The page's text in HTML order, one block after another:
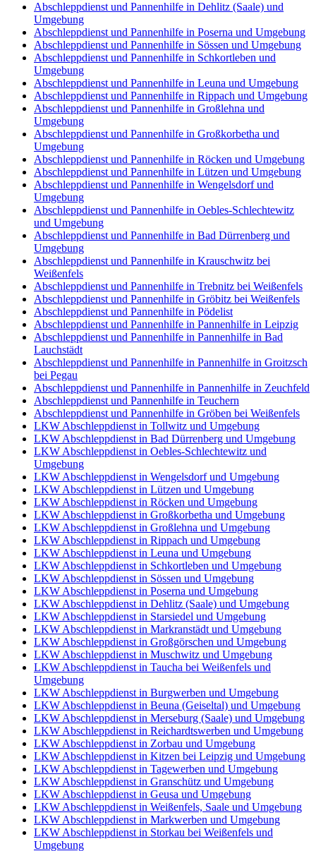
Abschleppdienst und Pannenhilfe in Dehlitz (Saale) und
Umgebung
Abschleppdienst und Pannenhilfe in Poserna und Umgebung
Abschleppdienst und Pannenhilfe in Sössen und Umgebung
Abschleppdienst und Pannenhilfe in Schkortleben und
Umgebung
Abschleppdienst und Pannenhilfe in Leuna und Umgebung
Abschleppdienst und Pannenhilfe in Rippach und Umgebung
Abschleppdienst und Pannenhilfe in Großlehna und
Umgebung
Abschleppdienst und Pannenhilfe in Großkorbetha und
Umgebung
Abschleppdienst und Pannenhilfe in Röcken und Umgebung
Abschleppdienst und Pannenhilfe in Lützen und Umgebung
Abschleppdienst und Pannenhilfe in Wengelsdorf und
Umgebung
Abschleppdienst und Pannenhilfe in Oebles-Schlechtewitz
und Umgebung
Abschleppdienst und Pannenhilfe in Bad Dürrenberg und
Umgebung
Abschleppdienst und Pannenhilfe in Krauschwitz bei
Weißenfels
Abschleppdienst und Pannenhilfe in Trebnitz bei Weißenfels
Abschleppdienst und Pannenhilfe in Gröbitz bei Weißenfels
Abschleppdienst und Pannenhilfe in Pödelist
Abschleppdienst und Pannenhilfe in Pannenhilfe in Leipzig
Abschleppdienst und Pannenhilfe in Pannenhilfe in Bad
Lauchstädt
Abschleppdienst und Pannenhilfe in Pannenhilfe in Groitzsch
bei Pegau
Abschleppdienst und Pannenhilfe in Pannenhilfe in Zeuchfeld
Abschleppdienst und Pannenhilfe in Teuchern
Abschleppdienst und Pannenhilfe in Gröben bei Weißenfels
LKW Abschleppdienst in Tollwitz und Umgebung
LKW Abschleppdienst in Bad Dürrenberg und Umgebung
LKW Abschleppdienst in Oebles-Schlechtewitz und
Umgebung
LKW Abschleppdienst in Wengelsdorf und Umgebung
LKW Abschleppdienst in Lützen und Umgebung
LKW Abschleppdienst in Röcken und Umgebung
LKW Abschleppdienst in Großkorbetha und Umgebung
LKW Abschleppdienst in Großlehna und Umgebung
LKW Abschleppdienst in Rippach und Umgebung
LKW Abschleppdienst in Leuna und Umgebung
LKW Abschleppdienst in Schkortleben und Umgebung
LKW Abschleppdienst in Sössen und Umgebung
LKW Abschleppdienst in Poserna und Umgebung
LKW Abschleppdienst in Dehlitz (Saale) und Umgebung
LKW Abschleppdienst in Starsiedel und Umgebung
LKW Abschleppdienst in Markranstädt und Umgebung
LKW Abschleppdienst in Großgörschen und Umgebung
LKW Abschleppdienst in Muschwitz und Umgebung
LKW Abschleppdienst in Taucha bei Weißenfels und
Umgebung
LKW Abschleppdienst in Burgwerben und Umgebung
LKW Abschleppdienst in Beuna (Geiseltal) und Umgebung
LKW Abschleppdienst in Merseburg (Saale) und Umgebung
LKW Abschleppdienst in Reichardtswerben und Umgebung
LKW Abschleppdienst in Zorbau und Umgebung
LKW Abschleppdienst in Kitzen bei Leipzig und Umgebung
LKW Abschleppdienst in Tagewerben und Umgebung
LKW Abschleppdienst in Granschütz und Umgebung
LKW Abschleppdienst in Geusa und Umgebung
LKW Abschleppdienst in Weißenfels, Saale und Umgebung
LKW Abschleppdienst in Markwerben und Umgebung
LKW Abschleppdienst in Storkau bei Weißenfels und
Umgebung